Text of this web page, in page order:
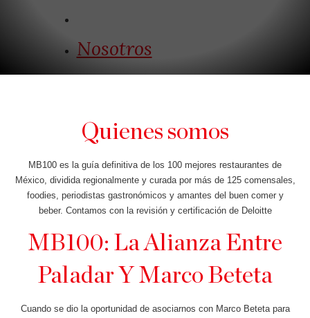
Nosotros
Quienes somos
MB100 es la guía definitiva de los 100 mejores restaurantes de
México, dividida regionalmente y curada por más de 125 comensales,
foodies, periodistas gastronómicos y amantes del buen comer y
beber. Contamos con la revisión y certificación de Deloitte
MB100: La Alianza Entre
Paladar Y Marco Beteta
Cuando se dio la oportunidad de asociarnos con Marco Beteta para